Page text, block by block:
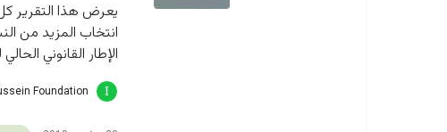
يعرض هذا التقرير
انتخاب المزيد من
الإطار القانوني
Foundation